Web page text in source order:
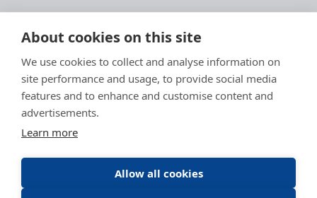
About cookies on this site
We use cookies to collect and analyse information on
site performance and usage, to provide social media
features and to enhance and customise content and
advertisements.
Learn more
Allow all cookies